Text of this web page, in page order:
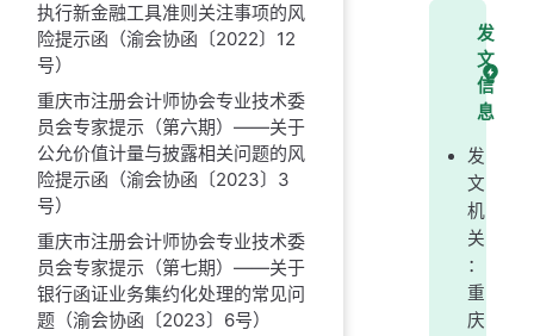
执行新金融工具准则关注事项的风
险提示函（渝会协函〔2022〕12
号）
重庆市注册会计师协会专业技术委
员会专家提示（第六期）——关于
公允价值计量与披露相关问题的风
险提示函（渝会协函〔2023〕3
号）
重庆市注册会计师协会专业技术委
员会专家提示（第七期）——关于
银行函证业务集约化处理的常见问
题（渝会协函〔2023〕6号）
发
文
信
息
发
文
机
关
：
重
庆